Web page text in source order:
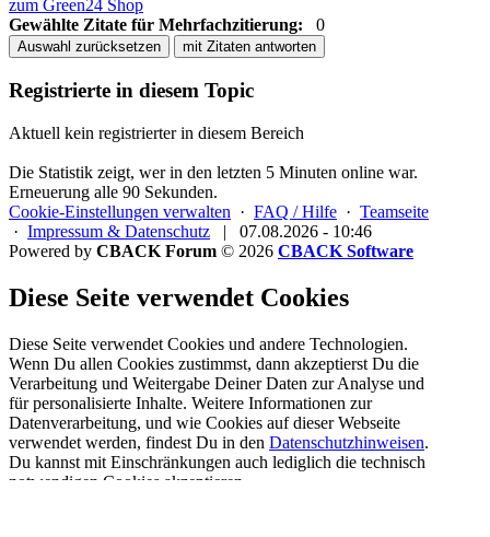
zum Green24 Shop
Gewählte Zitate für Mehrfachzitierung:
0
Auswahl zurücksetzen mit Zitaten antworten
Registrierte in diesem Topic
Aktuell kein registrierter in diesem Bereich
Die Statistik zeigt, wer in den letzten 5 Minuten online war.
Erneuerung alle 90 Sekunden.
Cookie-Einstellungen verwalten · FAQ / Hilfe · Teamseite
· Impressum & Datenschutz |
07.08.2026 - 10:46
Powered by CBACK Forum © 2026 CBACK Software
Diese Seite verwendet Cookies
Diese Seite verwendet Cookies und andere Technologien.
Wenn Du allen Cookies zustimmst, dann akzeptierst Du die
Verarbeitung und Weitergabe Deiner Daten zur Analyse und
für personalisierte Inhalte. Weitere Informationen zur
Datenverarbeitung, und wie Cookies auf dieser Webseite
verwendet werden, findest Du in den Datenschutzhinweisen.
Du kannst mit Einschränkungen auch lediglich die technisch
notwendigen Cookies akzeptieren.